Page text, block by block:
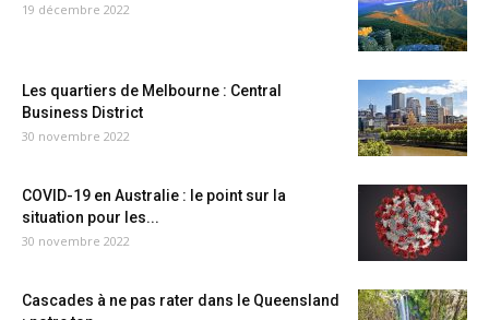
19 décembre 2022
Les quartiers de Melbourne : Central
Business District
30 novembre 2022
COVID-19 en Australie : le point sur la
situation pour les...
30 novembre 2022
Cascades à ne pas rater dans le Queensland